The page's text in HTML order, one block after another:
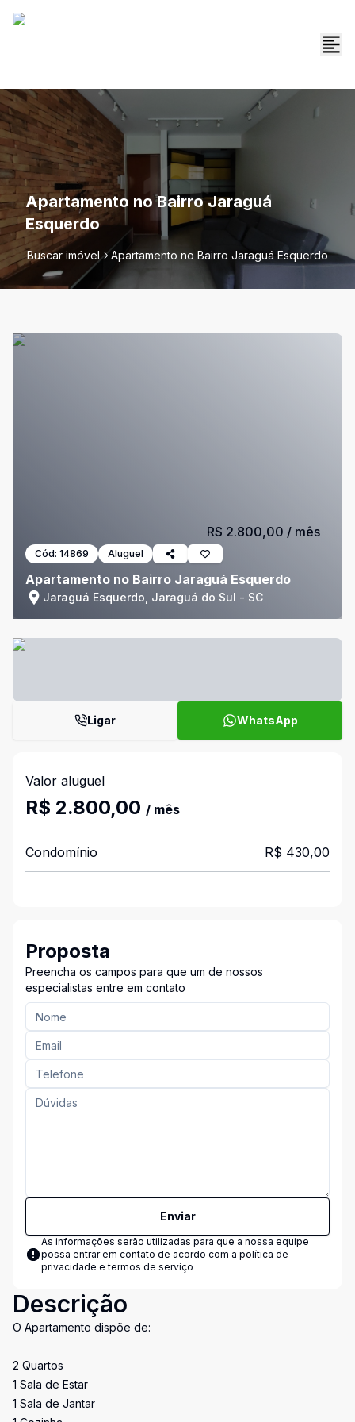
Apartamento no Bairro Jaraguá
Esquerdo
Buscar imóvel Apartamento no Bairro Jaraguá Esquerdo
Cód: 14869 Aluguel
Apartamento no Bairro Jaraguá Esquerdo
Jaraguá Esquerdo, Jaraguá do Sul - SC
R$ 2.800,00 / mês
Ligar WhatsApp
Valor aluguel
R$ 2.800,00 / mês
Condomínio R$ 430,00
Proposta
Preencha os campos para que um de nossos
especialistas entre em contato
Enviar
As informações serão utilizadas para que a nossa equipe
possa entrar em contato de acordo com a política de
privacidade e termos de serviço
Descrição
O Apartamento dispõe de:
2 Quartos
1 Sala de Estar
1 Sala de Jantar